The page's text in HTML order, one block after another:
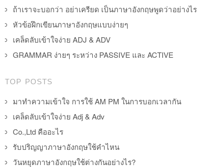
ถ้าเราจะบอกว่า อย่าเครียด เป็นภาษาอังกฤษพูดว่าอย่างไร
หัวข้อฝึกเขียนภาษาอังกฤษแบบง่ายๆ
เคล็ดลับเข้าใจง่าย ADJ & ADV
GRAMMAR ง่ายๆ ระหว่าง PASSIVE และ ACTIVE
TOP POSTS
มาทำความเข้าใจ การใช้ AM PM ในการบอกเวลากัน
เคล็ดลับเข้าใจง่าย Adj & Adv
Co.,Ltd คืออะไร
รับปริญญาภาษาอังกฤษใช้คำไหน
วันหยุดภาษาอังกฤษใช้ต่างกันอย่างไร?